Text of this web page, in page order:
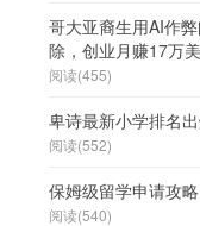
哥大亚裔生用AI作
除，创业月赚17万
阅读(455)
卑诗最新小学排名
阅读(552)
保姆级留学申请攻
阅读(540)